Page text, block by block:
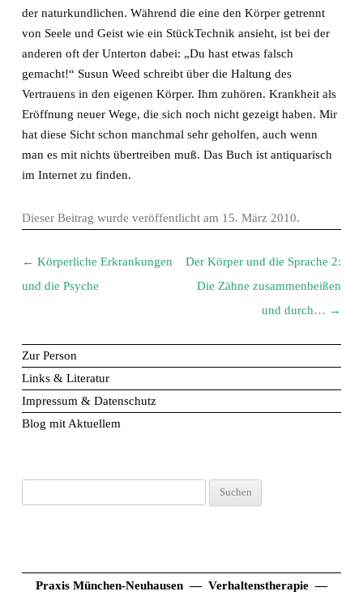
der naturkundlichen. Während die eine den Körper getrennt
von Seele und Geist wie ein StückTechnik ansieht, ist bei der
anderen oft der Unterton dabei: „Du hast etwas falsch
gemacht!“ Susun Weed schreibt über die Haltung des
Vertrauens in den eigenen Körper. Ihm zuhören. Krankheit als
Eröffnung neuer Wege, die sich noch nicht gezeigt haben. Mir
hat diese Sicht schon manchmal sehr geholfen, auch wenn
man es mit nichts übertreiben muß. Das Buch ist antiquarisch
im Internet zu finden.
Dieser Beitrag wurde veröffentlicht am 15. März 2010.
Beitrags-
Navigation
← Körperliche Erkrankungen
und die Psyche
Der Körper und die Sprache 2:
Die Zähne zusammenbeißen
und durch… →
Zur Person
Links & Literatur
Impressum & Datenschutz
Blog mit Aktuellem
Praxis München-Neuhausen — Verhaltenstherapie —